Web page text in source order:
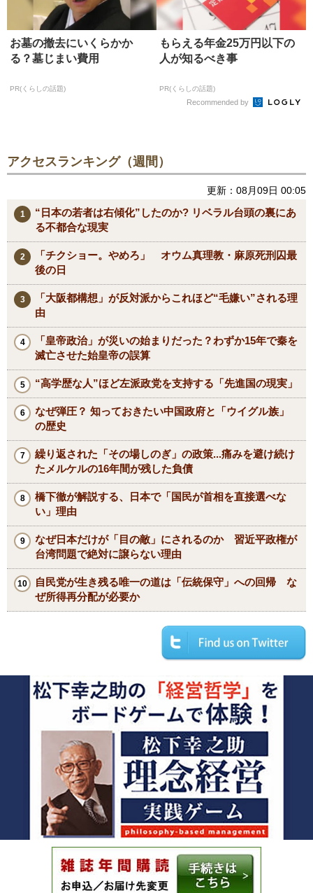
お墓の撤去にいくらかか
る？墓じまい費用
PR(くらしの話題)
もらえる年金25万円以下の
人が知るべき事
PR(くらしの話題)
Recommended by
アクセスランキング（週間）
更新：08月09日 00:05
“日本の若者は右傾化”したのか? リベラル台頭の裏にあ
る不都合な現実
「チクショー。やめろ」 オウム真理教・麻原死刑囚最
後の日
「大阪都構想」が反対派からこれほど“毛嫌い”される理
由
「皇帝政治」が災いの始まりだった？わずか15年で秦を
滅亡させた始皇帝の誤算
“高学歴な人”ほど左派政党を支持する「先進国の現実」
なぜ弾圧？ 知っておきたい中国政府と「ウイグル族」
の歴史
繰り返された「その場しのぎ」の政策...痛みを避け続け
たメルケルの16年間が残した負債
橋下徹が解説する、日本で「国民が首相を直接選べな
い」理由
なぜ日本だけが「目の敵」にされるのか 習近平政権が
台湾問題で絶対に譲らない理由
自民党が生き残る唯一の道は「伝統保守」への回帰 な
ぜ所得再分配が必要か